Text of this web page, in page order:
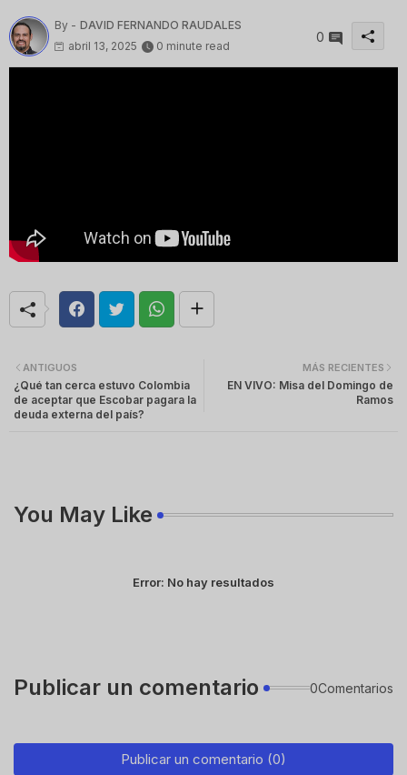
By - DAVID FERNANDO RAUDALES
abril 13, 2025
0 minute read
0
MÁS RECIENTES
EN VIVO: Misa del Domingo de
Ramos
ANTIGUOS
¿Qué tan cerca estuvo Colombia
de aceptar que Escobar pagara la
deuda externa del país?
You May Like
Error: No hay resultados
Publicar un comentario 0Comentarios
Publicar un comentario (0)